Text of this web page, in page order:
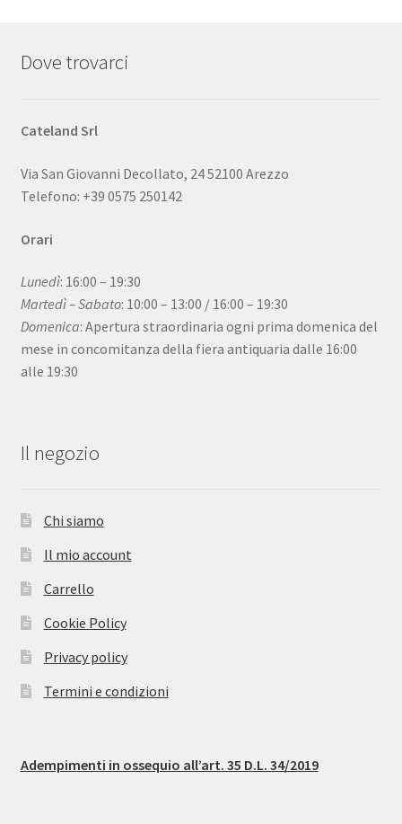
Dove trovarci
Cateland Srl
Via San Giovanni Decollato, 24 52100 Arezzo
Telefono: +39 0575 250142
Orari
Lunedì: 16:00 – 19:30
Martedì – Sabato: 10:00 – 13:00 / 16:00 – 19:30
Domenica: Apertura straordinaria ogni prima domenica del
mese in concomitanza della fiera antiquaria dalle 16:00
alle 19:30
Il negozio
Chi siamo
Il mio account
Carrello
Cookie Policy
Privacy policy
Termini e condizioni
Adempimenti in ossequio all’art. 35 D.L. 34/2019